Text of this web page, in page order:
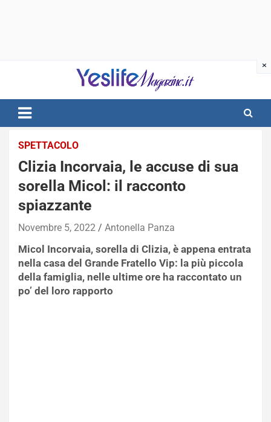
notizie di intrattenimento
SPETTACOLO
Clizia Incorvaia, le accuse di sua
sorella Micol: il racconto
spiazzante
Novembre 5, 2022 Antonella Panza
Micol Incorvaia, sorella di Clizia, è appena entrata
nella casa del Grande Fratello Vip: la più piccola
della famiglia, nelle ultime ore ha raccontato un
po’ del loro rapporto